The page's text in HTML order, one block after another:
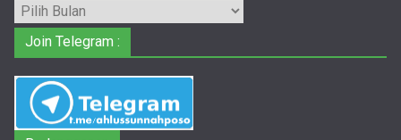
Arsip
Join Telegram :